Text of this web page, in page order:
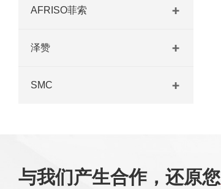
AFRISO菲索
泽赞
SMC
与我们产生合作，还原您